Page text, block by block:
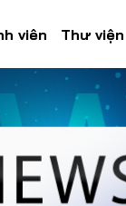
viên Thư viện